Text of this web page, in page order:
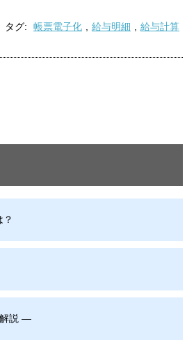
タグ: 帳票電子化 給与明細 給与計算
解説 ―